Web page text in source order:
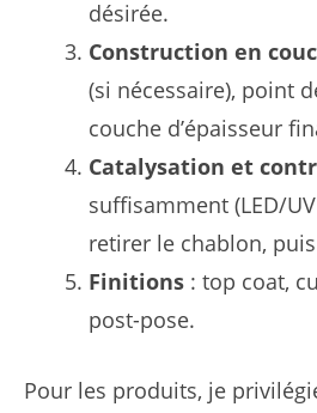
désirée.
Construction en
(si nécessaire), point
couche d’épaisseur
Catalysation et
suffisamment (LED/
retirer le chablon,
Finitions : top coat,
post-pose.
Pour les produits, je